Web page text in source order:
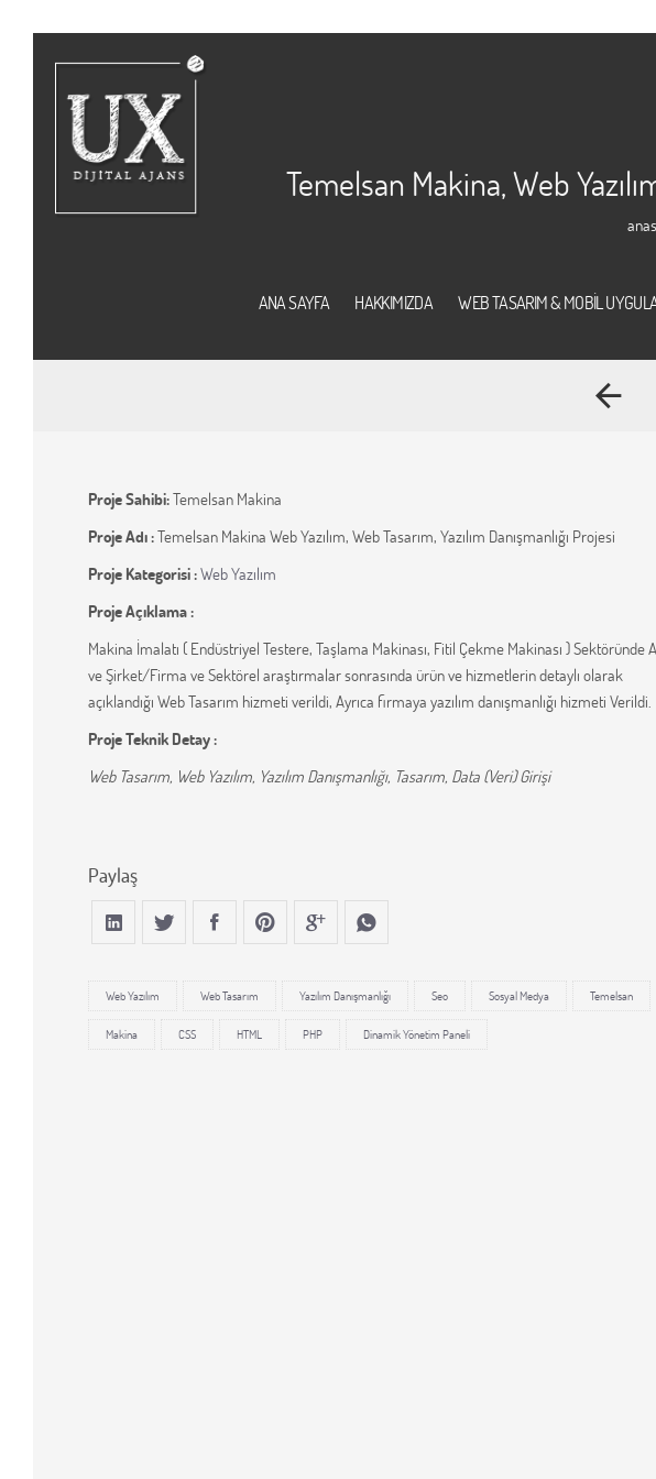
Temelsan Makina, Web
Proje Sahibi:Temelsan Makina
Proje Adı :Temelsan Makina Web Yazılım, Web Tasarım, Yazılım Danışmanlığı Projesi
Proje Kategorisi :Web Yazılım
Proje Açıklama :
Makina İmalatı ( Endüstriyel Testere, Taşlama Makinası, Fitil Çekme Makinası ) Sektöründe
ve Şirket/Firma ve Sektörel araştırmalar sonrasında ürün ve hizmetlerin detaylı olarak
açıklandığı Web Tasarım hizmeti verildi, Ayrıca firmaya yazılım danışmanlığı hizmeti Verildi.
Proje Teknik Detay :
Web Tasarım, Web Yazılım, Yazılım Danışmanlığı, Tasarım, Data (Veri) Girişi
Paylaş
Web Yazılım Web Tasarım Yazılım Danışmanlığı Seo Sosyal Medya Temelsan
Makina CSS HTML PHP Dinamik Yönetim Paneli
ANA SAYFA HAKKIMIZDA WEB TASARIM & MOBİL